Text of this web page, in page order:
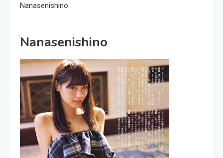
Nanasenishino
Nanasenishino